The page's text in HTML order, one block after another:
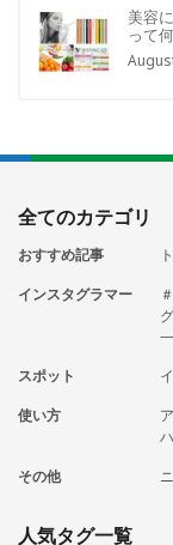
美容
って
全てのカテゴリ
おすすめ記事
インスタグラマー
スポット
使い方
その他
人気タグ一覧